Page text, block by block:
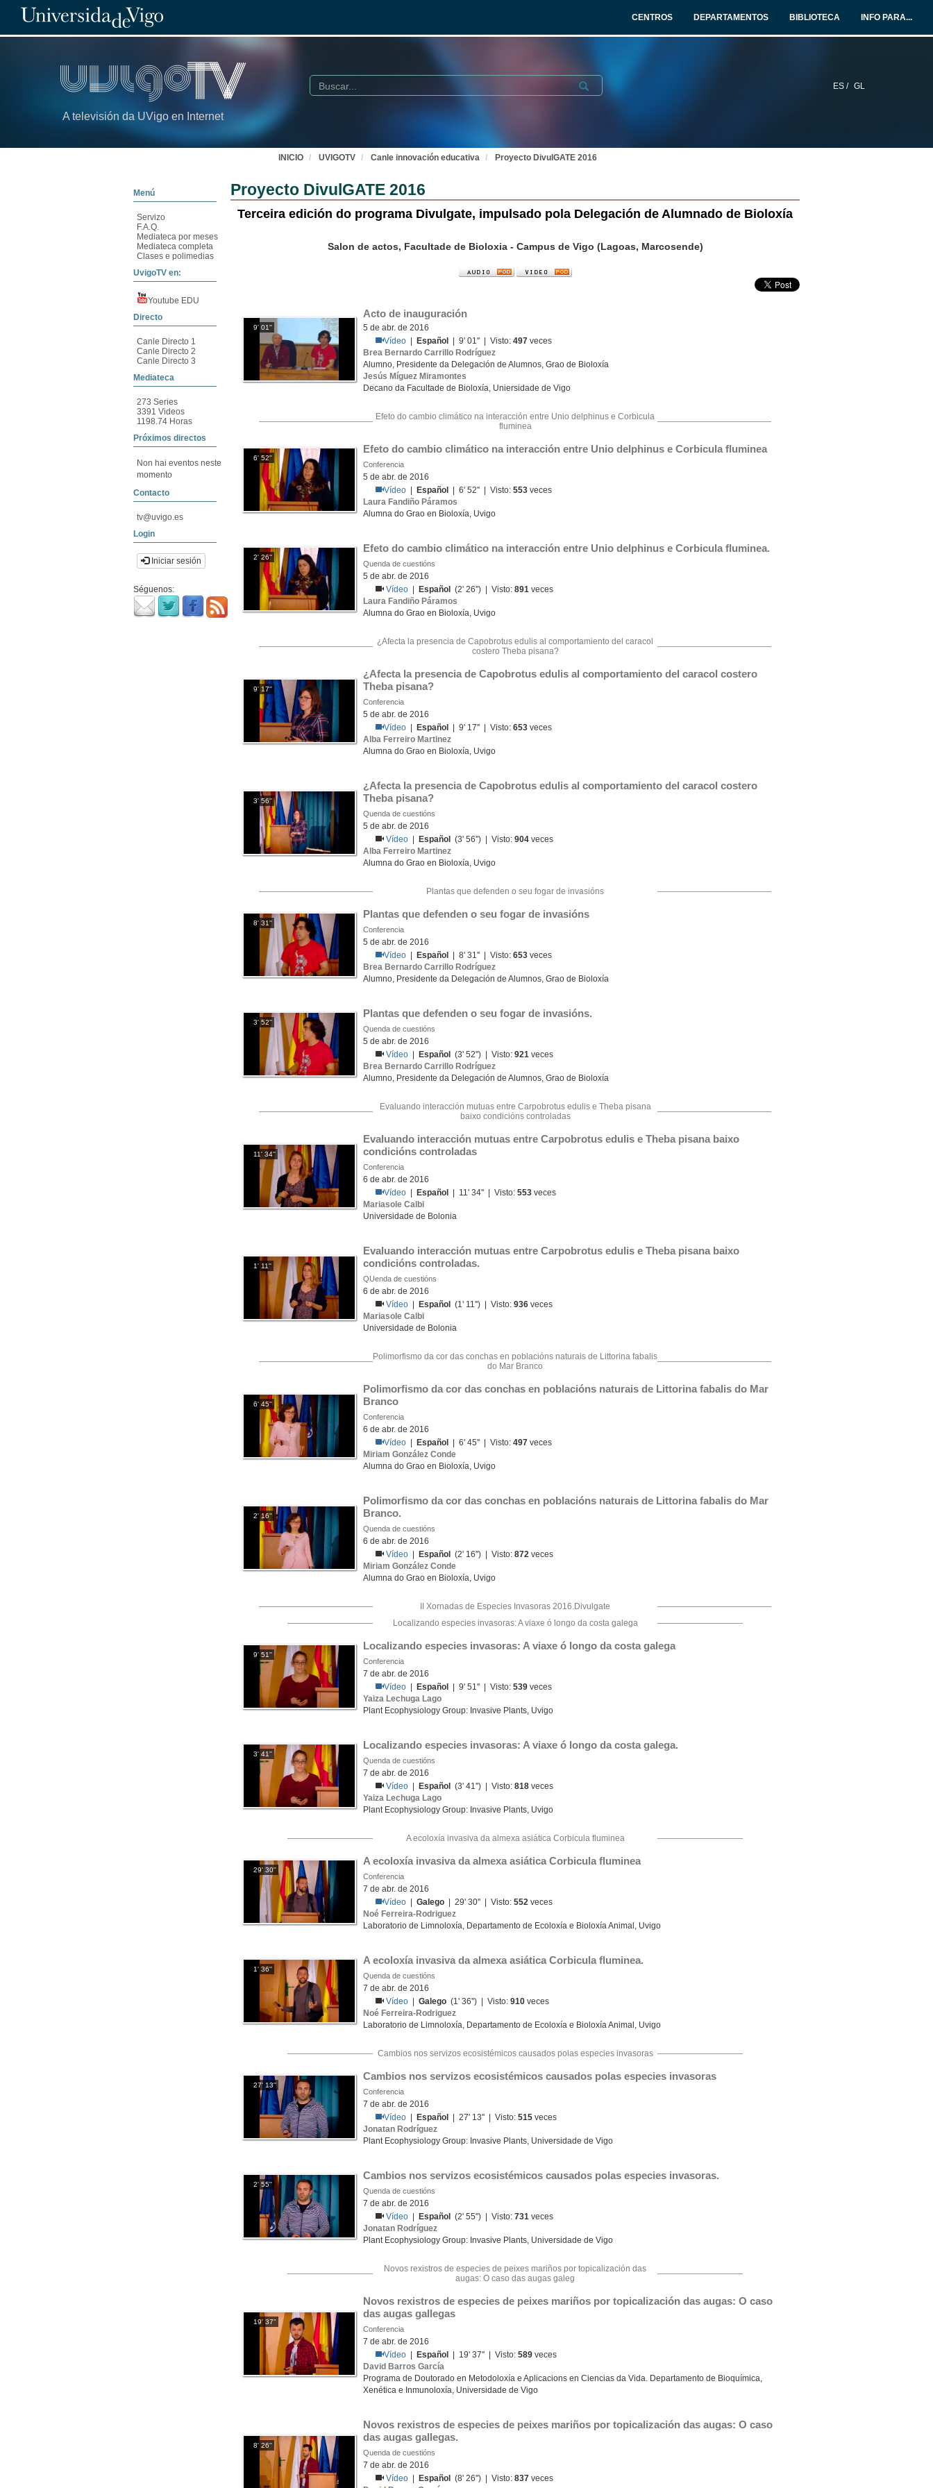
CENTROS DEPARTAMENTOS BIBLIOTECA INFO PARA...
A televisión da UVigo en Internet
ES / GL
Buscar Submit
INICIO UVIGOTV Canle innovación educativa Proyecto DivulGATE 2016
Menú
Servizo
F.A.Q.
Mediateca por meses
Mediateca completa
Clases e polimedias
UvigoTV en:
Youtube EDU
Directo
Canle Directo 1
Canle Directo 2
Canle Directo 3
Mediateca
273 Series
3391 Videos
1198.74 Horas
Próximos directos
Non hai eventos neste
momento
Contacto
tv@uvigo.es
Login
Iniciar sesión
Séguenos:
Proyecto DivulGATE 2016
Terceira edición do programa Divulgate, impulsado pola Delegación de Alumnado de Bioloxía
Salon de actos, Facultade de Bioloxia - Campus de Vigo (Lagoas, Marcosende)
9' 01''
Acto de inauguración
5 de abr. de 2016
Vídeo
Español | 9' 01'' | Visto:497 veces
Brea Bernardo Carrillo Rodríguez
Alumno, Presidente da Delegación de Alumnos, Grao de Bioloxía
Jesús Míguez Miramontes
Decano da Facultade de Bioloxía, Uniersidade de Vigo
Efeto do cambio climático na interacción entre Unio delphinus e Corbicula
fluminea
6' 52''
Efeto do cambio climático na interacción entre Unio delphinus e Corbicula fluminea
Conferencia
5 de abr. de 2016
Vídeo
Español | 6' 52'' | Visto:553 veces
Laura Fandiño Páramos
Alumna do Grao en Bioloxía, Uvigo
2' 26''
Efeto do cambio climático na interacción entre Unio delphinus e Corbicula fluminea.
Quenda de cuestións
5 de abr. de 2016
Vídeo
Español (2' 26'') | Visto:891 veces
Laura Fandiño Páramos
Alumna do Grao en Bioloxía, Uvigo
¿Afecta la presencia de Capobrotus edulis al comportamiento del caracol
costero Theba pisana?
9' 17''
¿Afecta la presencia de Capobrotus edulis al comportamiento del caracol costero
Theba pisana?
Conferencia
5 de abr. de 2016
Vídeo
Español | 9' 17'' | Visto:653 veces
Alba Ferreiro Martinez
Alumna do Grao en Bioloxía, Uvigo
3' 56''
¿Afecta la presencia de Capobrotus edulis al comportamiento del caracol costero
Theba pisana?
Quenda de cuestións
5 de abr. de 2016
Vídeo
Español (3' 56'') | Visto:904 veces
Alba Ferreiro Martinez
Alumna do Grao en Bioloxía, Uvigo
Plantas que defenden o seu fogar de invasións
8' 31''
Plantas que defenden o seu fogar de invasións
Conferencia
5 de abr. de 2016
Vídeo
Español | 8' 31'' | Visto:653 veces
Brea Bernardo Carrillo Rodríguez
Alumno, Presidente da Delegación de Alumnos, Grao de Bioloxía
3' 52''
Plantas que defenden o seu fogar de invasións.
Quenda de cuestións
5 de abr. de 2016
Vídeo
Español (3' 52'') | Visto:921 veces
Brea Bernardo Carrillo Rodríguez
Alumno, Presidente da Delegación de Alumnos, Grao de Bioloxía
Evaluando interacción mutuas entre Carpobrotus edulis e Theba pisana
baixo condicións controladas
11' 34''
Evaluando interacción mutuas entre Carpobrotus edulis e Theba pisana baixo
condicións controladas
Conferencia
6 de abr. de 2016
Vídeo
Español | 11' 34'' | Visto:553 veces
Mariasole Calbi
Universidade de Bolonia
1' 11''
Evaluando interacción mutuas entre Carpobrotus edulis e Theba pisana baixo
condicións controladas.
QUenda de cuestións
6 de abr. de 2016
Vídeo
Español (1' 11'') | Visto:936 veces
Mariasole Calbi
Universidade de Bolonia
Polimorfismo da cor das conchas en poblacións naturais de Littorina fabalis
do Mar Branco
6' 45''
Polimorfismo da cor das conchas en poblacións naturais de Littorina fabalis do Mar
Branco
Conferencia
6 de abr. de 2016
Vídeo
Español | 6' 45'' | Visto:497 veces
Miriam González Conde
Alumna do Grao en Bioloxía, Uvigo
2' 16''
Polimorfismo da cor das conchas en poblacións naturais de Littorina fabalis do Mar
Branco.
Quenda de cuestións
6 de abr. de 2016
Vídeo
Español (2' 16'') | Visto:872 veces
Miriam González Conde
Alumna do Grao en Bioloxía, Uvigo
II Xornadas de Especies Invasoras 2016.Divulgate
Localizando especies invasoras: A viaxe ó longo da costa galega
9' 51''
Localizando especies invasoras: A viaxe ó longo da costa galega
Conferencia
7 de abr. de 2016
Vídeo
Español | 9' 51'' | Visto:539 veces
Yaiza Lechuga Lago
Plant Ecophysiology Group: Invasive Plants, Uvigo
3' 41''
Localizando especies invasoras: A viaxe ó longo da costa galega.
Quenda de cuestións
7 de abr. de 2016
Vídeo
Español (3' 41'') | Visto:818 veces
Yaiza Lechuga Lago
Plant Ecophysiology Group: Invasive Plants, Uvigo
A ecoloxía invasiva da almexa asiática Corbicula fluminea
29' 30''
A ecoloxía invasiva da almexa asiática Corbicula fluminea
Conferencia
7 de abr. de 2016
Vídeo |Galego | 29' 30'' | Visto:552 veces
Noé Ferreira-Rodriguez
Laboratorio de Limnoloxía, Departamento de Ecoloxía e Bioloxía Animal, Uvigo
1' 36''
A ecoloxía invasiva da almexa asiática Corbicula fluminea.
Quenda de cuestións
7 de abr. de 2016
Vídeo
|Galego (1' 36'') | Visto:910 veces
Noé Ferreira-Rodriguez
Laboratorio de Limnoloxía, Departamento de Ecoloxía e Bioloxía Animal, Uvigo
Cambios nos servizos ecosistémicos causados polas especies invasoras
27' 13''
Cambios nos servizos ecosistémicos causados polas especies invasoras
Conferencia
7 de abr. de 2016
Vídeo
Español | 27' 13'' | Visto:515 veces
Jonatan Rodríguez
Plant Ecophysiology Group: Invasive Plants, Universidade de Vigo
2' 55''
Cambios nos servizos ecosistémicos causados polas especies invasoras.
Quenda de cuestións
7 de abr. de 2016
Vídeo
Español (2' 55'') | Visto:731 veces
Jonatan Rodríguez
Plant Ecophysiology Group: Invasive Plants, Universidade de Vigo
Novos rexistros de especies de peixes mariños por topicalización das
augas: O caso das augas galeg
19' 37''
Novos rexistros de especies de peixes mariños por topicalización das augas: O caso
das augas gallegas
Conferencia
7 de abr. de 2016
Vídeo
Español | 19' 37'' | Visto:589 veces
David Barros García
Programa de Doutorado en Metodoloxía e Aplicacions en Ciencias da Vida. Departamento de Bioquímica,
Xenética e Inmunoloxía, Universidade de Vigo
8' 26''
Novos rexistros de especies de peixes mariños por topicalización das augas: O caso
das augas gallegas.
Quenda de cuestións
7 de abr. de 2016
Vídeo
Español (8' 26'') | Visto:837 veces